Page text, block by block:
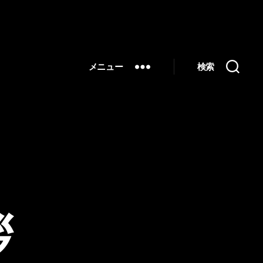
メニュー 検索